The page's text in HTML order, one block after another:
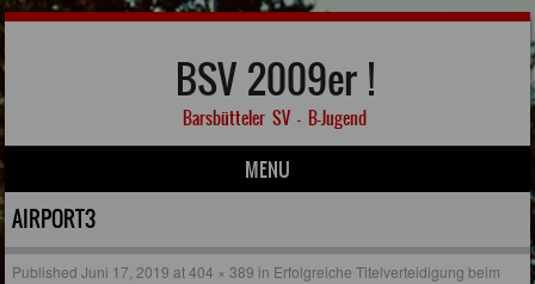
BSV 2009er !
Barsbütteler SV – B-Jugend
MENU
Skip to content
AIRPORT3
PublishedJuni 17, 2019 at404 × 389 in Erfolgreiche Titelverteidigung beim